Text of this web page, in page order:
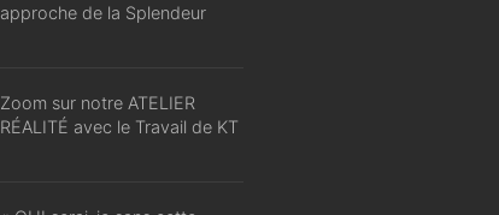
approche de la Splendeur
Zoom sur notre ATELIER
RÉALITÉ avec le Travail de KT